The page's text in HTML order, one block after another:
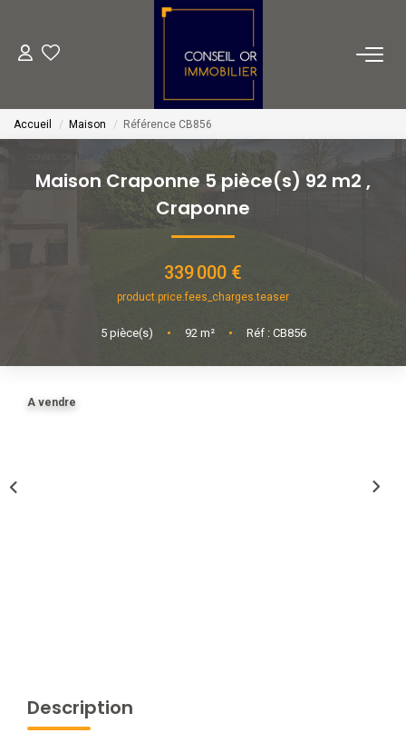
Transaction
Gestion
Location
Financement
VENTES
Accueil Maison Référence CB856
Maison Craponne 5 pièce(s) 92 m2 ,
Craponne
339 000 €
product.price.fees_charges.teaser
5pièce(s) • 92 m² • Réf : CB856
A vendre
Description